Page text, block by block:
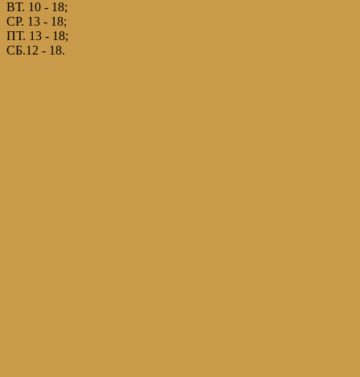
ВТ. 10 - 18;
СР. 13 - 18;
ПТ. 13 - 18;
СБ.12 - 18.